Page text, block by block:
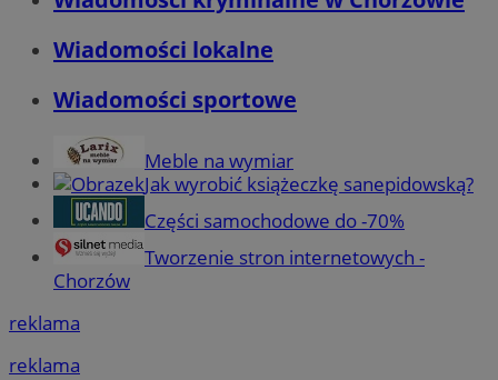
Wiadomości lokalne
Wiadomości sportowe
Meble na wymiar
Jak wyrobić książeczkę sanepidowską?
Części samochodowe do -70%
Tworzenie stron internetowych -
Chorzów
reklama
reklama